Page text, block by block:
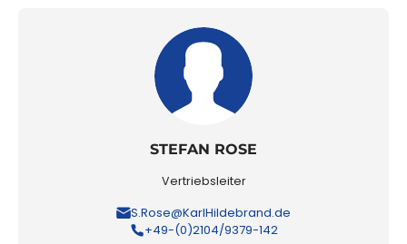
STEFAN ROSE
Vertriebsleiter
S.Rose@KarlHildebrand.de
+49-(0)2104/9379-142